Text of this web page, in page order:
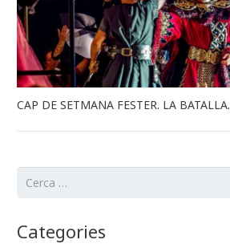
CAP DE SETMANA FESTER. LA BATALLA.
Cerca:
Categories